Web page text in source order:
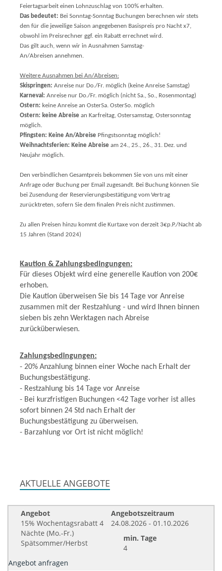
Feiertagsarbeit einen Lohnzuschlag von 100% erhalten.
Das bedeutet: Bei Sonntag-Sonntag Buchungen berechnen wir stets
den für die jeweilige Saison angegebenen Basispreis pro Nacht x7,
obwohl im Preisrechner ggf. ein Rabatt errechnet wird.
Das gilt auch, wenn wir in Ausnahmen Samstag-
An/Abreisen annehmen.
Weitere Ausnahmen bei An/Abreisen:
Skispringen: Anreise nur Do./Fr. möglich (keine Anreise Samstag)
Karneval: Anreise nur Do./Fr. möglich (nicht Sa., So., Rosenmontag)
Ostern: keine Anreise an OsterSa. OsterSo. möglich
Ostern: keine Abreise an Karfreitag, Ostersamstag, Ostersonntag
möglich.
Pfingsten: Keine An/Abreise Pfingstsonntag möglich!
Weihnachtsferien: Keine Abreise am 24., 25., 26., 31. Dez. und
Neujahr möglich.
Den verbindlichen Gesamtpreis bekommen Sie von uns mit einer
Anfrage oder Buchung per Email zugesandt. Bei Buchung können Sie
bei Zusendung der Reservierungsbestätigung vom Vertrag
zurücktreten, sofern Sie dem finalen Preis nicht zustimmen.
Zu allen Preisen hinzu kommt die Kurtaxe von derzeit 3€p.P./Nacht ab
15 Jahren (Stand 2024)
Kaution & Zahlungsbedingungen:
Für dieses Objekt wird eine generelle Kaution von 200€
erhoben.
Die Kaution überweisen Sie bis 14 Tage vor Anreise
zusammen mit der Restzahlung - und wird Ihnen binnen
sieben bis zehn Werktagen nach Abreise
zurücküberwiesen.
Zahlungsbedingungen:
- 20% Anzahlung binnen einer Woche nach Erhalt der
Buchungsbestätigung.
- Restzahlung bis 14 Tage vor Anreise
- Bei kurzfristigen Buchungen <42 Tage vorher ist alles
sofort binnen 24 Std nach Erhalt der
Buchungsbestätigung zu überweisen.
- Barzahlung vor Ort ist nicht möglich!
AKTUELLE ANGEBOTE
Angebot
15% Wochentagsrabatt 4
Nächte (Mo.-Fr.)
Spätsommer/Herbst
Angebotszeitraum
24.08.2026 - 01.10.2026
min. Tage
4
Angebot anfragen